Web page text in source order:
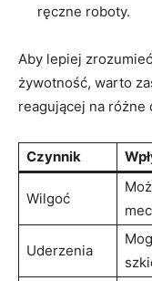
ręczne roboty.
Aby lepiej
żywotność, warto
reagującej na różne
Czynnik
Wilgoć
Uderzenia